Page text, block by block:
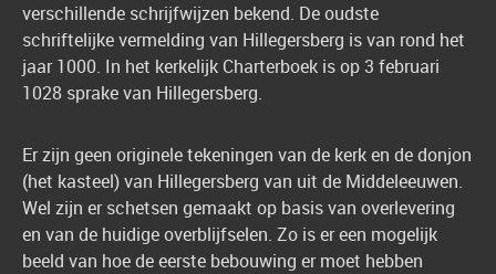
verschillende schrijfwijzen bekend. De oudste
schriftelijke vermelding van Hillegersberg is van rond het
jaar 1000. In het kerkelijk Charterboek is op 3 februari
1028 sprake van Hillegersberg.
Er zijn geen originele tekeningen van de kerk en de donjon
(het kasteel) van Hillegersberg van uit de Middeleeuwen.
Wel zijn er schetsen gemaakt op basis van overlevering
en van de huidige overblijfselen. Zo is er een mogelijk
beeld van hoe de eerste bebouwing er moet hebben